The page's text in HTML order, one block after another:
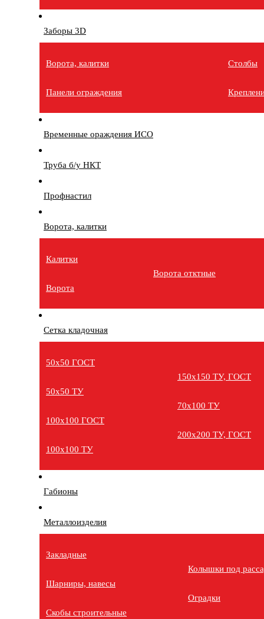
Заборы 3D
Ворота, калитки
Панели ограждения
Столбы
Временные ораждения ИСО
Труба б/у НКТ
Профнастил
Ворота, калитки
Калитки
Ворота
Ворота отктные
Сетка кладочная
50х50 ГОСТ
50х50 ТУ
100х100 ГОСТ
100х100 ТУ
150х150 ТУ, ГОСТ
70х100 ТУ
200х200 ТУ, ГОСТ
Габионы
Металлоизделия
Закладные
Шарниры, навесы
Скобы строительные
Колышки под
Оградки